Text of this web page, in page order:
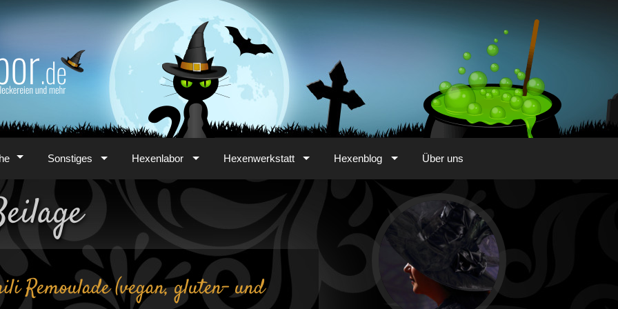
Sonstiges Hexenlabor Hexenwerkstatt Hexenblog Über uns
Remoulade (vegan, gluten- und